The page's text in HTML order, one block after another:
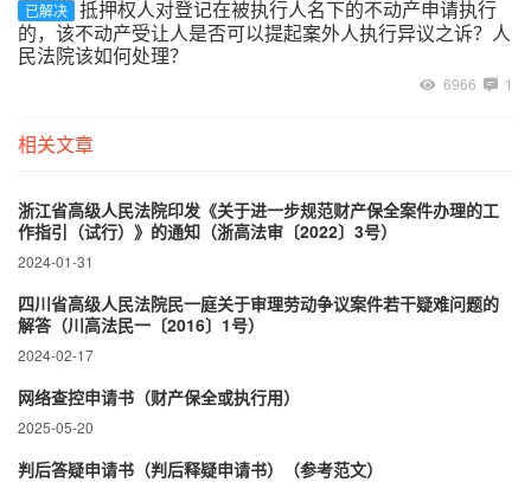
已解决 抵押权人对登记在被执行人名下的不动产申请执行
的，该不动产受让人是否可以提起案外人执行异议之诉？人
民法院该如何处理？
6966 1
相关文章
浙江省高级人民法院印发《关于进一步规范财产保全案件办理的工
作指引（试行）》的通知（浙高法审〔2022〕3号）
2024-01-31
四川省高级人民法院民一庭关于审理劳动争议案件若干疑难问题的
解答（川高法民一〔2016〕1号）
2024-02-17
网络查控申请书（财产保全或执行用）
2025-05-20
判后答疑申请书（判后释疑申请书）（参考范文）